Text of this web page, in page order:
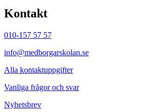
Kontakt
010-157 57 57
info@medborgarskolan.se
Alla kontaktuppgifter
Vanliga frågor och svar
Nyhetsbrev